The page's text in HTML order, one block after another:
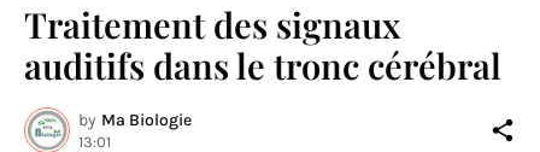
Traitement des signaux
auditifs dans le tronc cérébral
by Ma Biologie
13:01